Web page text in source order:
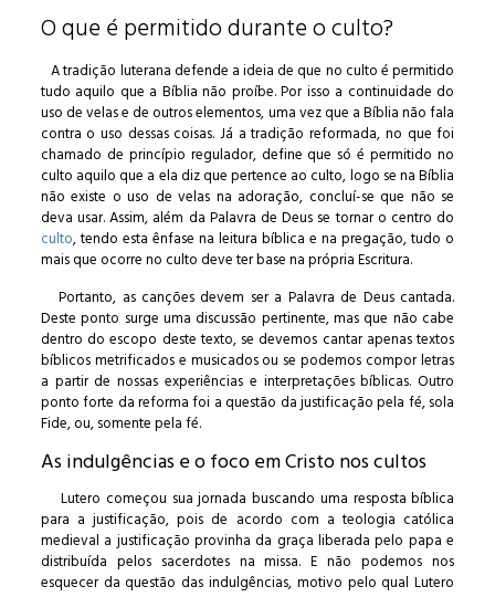
O que é permitido durante o culto?
A tradição luterana defende a ideia de que no culto é permitido
tudo aquilo que a Bíblia não proíbe. Por isso a continuidade do
uso de velas e de outros elementos, uma vez que a Bíblia não fala
contra o uso dessas coisas. Já a tradição reformada, no que foi
chamado de princípio regulador, define que só é permitido no
culto aquilo que a ela diz que pertence ao culto, logo se na Bíblia
não existe o uso de velas na adoração, concluí-se que não se
deva usar. Assim, além da Palavra de Deus se tornar o centro do
culto, tendo esta ênfase na leitura bíblica e na pregação, tudo o
mais que ocorre no culto deve ter base na própria Escritura.
Portanto, as canções devem ser a Palavra de Deus cantada.
Deste ponto surge uma discussão pertinente, mas que não cabe
dentro do escopo deste texto, se devemos cantar apenas textos
bíblicos metrificados e musicados ou se podemos compor letras
a partir de nossas experiências e interpretações bíblicas. Outro
ponto forte da reforma foi a questão da justificação pela fé, sola
Fide, ou, somente pela fé.
As indulgências e o foco em Cristo nos cultos
Lutero começou sua jornada buscando uma resposta bíblica
para a justificação, pois de acordo com a teologia católica
medieval a justificação provinha da graça liberada pelo papa e
distribuída pelos sacerdotes na missa. E não podemos nos
esquecer da questão das indulgências, motivo pelo qual Lutero